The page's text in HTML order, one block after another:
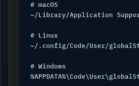
# macOS
~/Library/Application
# Linux
~/.config/Code/User/
# Windows